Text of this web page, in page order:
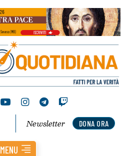
DONA ORA
Newsletter
MENU